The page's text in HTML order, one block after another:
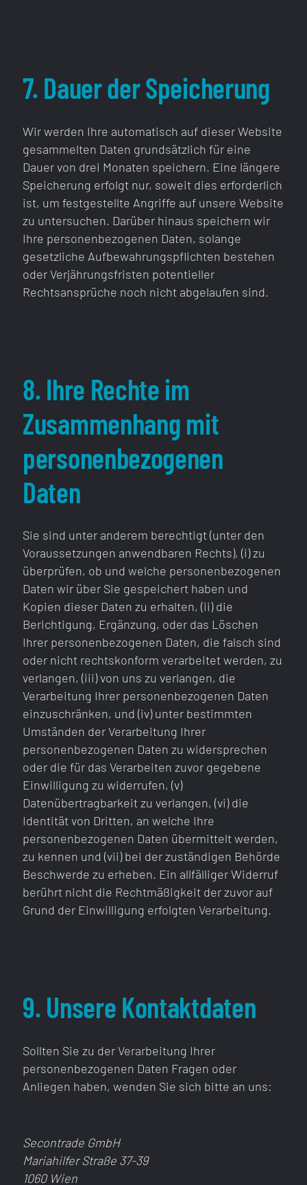
7. Dauer der Speicherung
Wir werden Ihre automatisch auf dieser Website
gesammelten Daten grundsätzlich für eine
Dauer von drei Monaten speichern. Eine längere
Speicherung erfolgt nur, soweit dies erforderlich
ist, um festgestellte Angriffe auf unsere Website
zu untersuchen. Darüber hinaus speichern wir
Ihre personenbezogenen Daten, solange
gesetzliche Aufbewahrungspflichten bestehen
oder Verjährungsfristen potentieller
Rechtsansprüche noch nicht abgelaufen sind.
8. Ihre Rechte im
Zusammenhang mit
personenbezogenen
Daten
Sie sind unter anderem berechtigt (unter den
Voraussetzungen anwendbaren Rechts), (i) zu
überprüfen, ob und welche personenbezogenen
Daten wir über Sie gespeichert haben und
Kopien dieser Daten zu erhalten, (ii) die
Berichtigung, Ergänzung, oder das Löschen
Ihrer personenbezogenen Daten, die falsch sind
oder nicht rechtskonform verarbeitet werden, zu
verlangen, (iii) von uns zu verlangen, die
Verarbeitung Ihrer personenbezogenen Daten
einzuschränken, und (iv) unter bestimmten
Umständen der Verarbeitung Ihrer
personenbezogenen Daten zu widersprechen
oder die für das Verarbeiten zuvor gegebene
Einwilligung zu widerrufen, (v)
Datenübertragbarkeit zu verlangen, (vi) die
Identität von Dritten, an welche Ihre
personenbezogenen Daten übermittelt werden,
zu kennen und (vii) bei der zuständigen Behörde
Beschwerde zu erheben. Ein allfälliger Widerruf
berührt nicht die Rechtmäßigkeit der zuvor auf
Grund der Einwilligung erfolgten Verarbeitung.
9. Unsere Kontaktdaten
Sollten Sie zu der Verarbeitung Ihrer
personenbezogenen Daten Fragen oder
Anliegen haben, wenden Sie sich bitte an uns:
Secontrade GmbH
Mariahilfer Straße 37-39
1060 Wien